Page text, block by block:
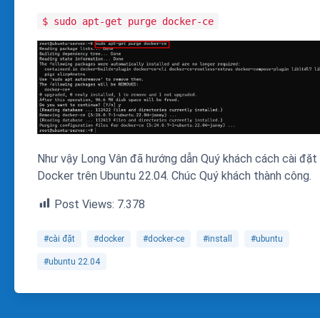
$ sudo apt-get purge docker-ce
Như vậy Long Vân đã hướng dẫn Quý khách cách cài đặt
Docker trên Ubuntu 22.04. Chúc Quý khách thành công.
Post Views: 7.378
#cài đặt #docker #docker-ce #install #ubuntu
#ubuntu 22.04